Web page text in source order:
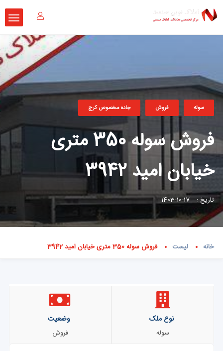
سوله فروش جاده مخصوص کرج
فروش سوله 350 متری
خیابان امید 3942
تاریخ : 17-10-1403
خانه لیست فروش سوله 350 متری خیابان امید 3942
نوع ملک
سوله
وضعیت
فروش